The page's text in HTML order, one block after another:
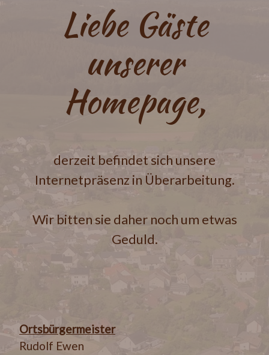
Liebe Gäste
unserer
Homepage,
derzeit befindet sich unsere
Internetpräsenz in Überarbeitung.
Wir bitten sie daher noch um etwas
Geduld.
Ortsbürgermeister
Rudolf Ewen